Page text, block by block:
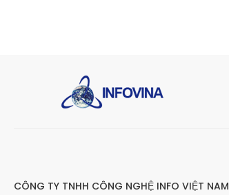
CÔNG TY TNHH CÔNG NGHỆ INFO VIỆT NAM